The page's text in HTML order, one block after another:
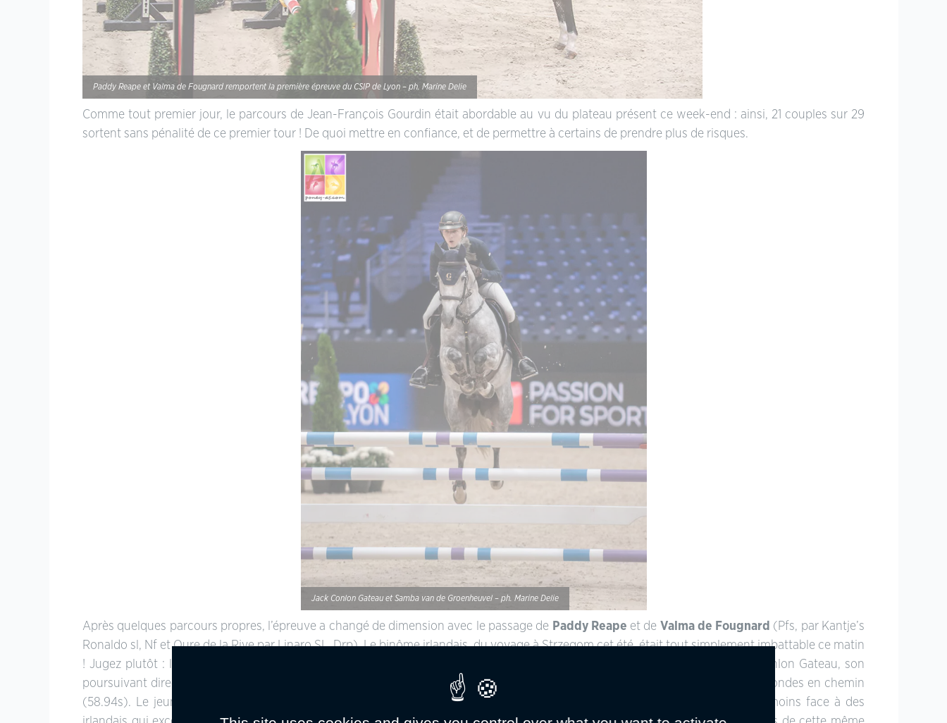
Paddy Reape et Valma de Fougnard remportent la première épreuve du CSIP de Lyon – ph. Marine Delie
Comme tout premier jour, le parcours de Jean-François Gourdin était abordable au vu du plateau présent ce week-end : ainsi, 21 couples sur 29
sortent sans pénalité de ce premier tour ! De quoi mettre en confiance, et de permettre à certains de prendre plus de risques.
Jack Conlon Gateau et Samba van de Groenheuvel – ph. Marine Delie
Après quelques parcours propres, l’épreuve a changé de dimension avec le passage de Paddy Reape et de Valma de Fougnard (Pfs, par Kantje’s
Ronaldo sl, Nf et Qure de la Rive par Linaro SL, Drp). Le binôme irlandais, du voyage à Strzegom cet été, était tout simplement imbattable ce matin
! Jugez plutôt : la paire franchi la ligne d’arrivée sans incident avec un chronomètre de 56.76 secondes… tandis que Jack Conlon Gateau, son
poursuivant direct en étant deuxième aujourd’hui avec son européenne Samba van de Groenheuvel, concède plus de deux secondes en chemin
(58.94s). Le jeune tricolore a pourtant réalisé un très beau tour, avec des courbes serrées et des options. Insuffisant néanmoins face à des